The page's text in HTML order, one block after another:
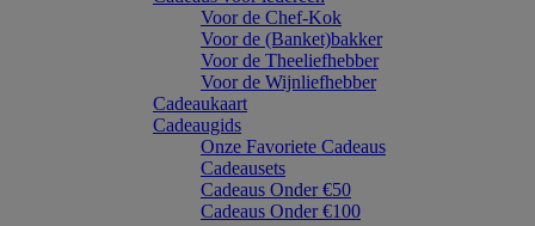
Voor de Chef-Kok
Voor de (Banket)bakker
Voor de Theeliefhebber
Voor de Wijnliefhebber
Cadeaukaart
Cadeaugids
Onze Favoriete Cadeaus
Cadeausets
Cadeaus Onder €50
Cadeaus Onder €100